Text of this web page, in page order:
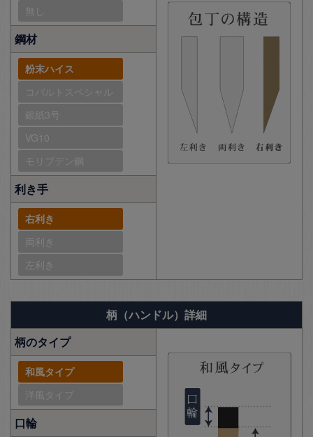
無し
鋼材
粉末ハイス
コバルトスペシャル
銀紙3号
VG10
モリブデン鋼
利き手
右利き
両利き
左利き
柄（ハンドル）詳細
柄のタイプ
和風タイプ
洋風タイプ
口輪